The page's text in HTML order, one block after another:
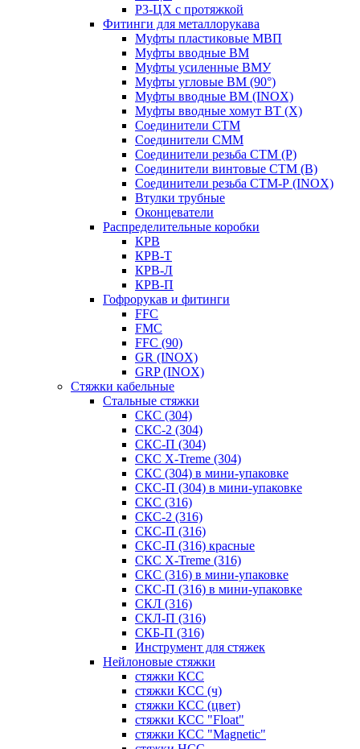
Р3-ЦХ с протяжкой
Фитинги для металлорукава
Муфты пластиковые МВП
Муфты вводные ВМ
Муфты усиленные ВМУ
Муфты угловые ВМ (90°)
Муфты вводные ВМ (INOX)
Муфты вводные хомут ВТ (Х)
Соединители СТМ
Соединители СММ
Соединители резьба СТМ (Р)
Соединители винтовые СТМ (В)
Соединители резьба СТМ-Р (INOX)
Втулки трубные
Оконцеватели
Распределительные коробки
КРВ
КРВ-Т
КРВ-Л
КРВ-П
Гофрорукав и фитинги
FFC
FMC
FFC (90)
GR (INOX)
GRP (INOX)
Cтяжки кабельные
Стальные стяжки
СКС (304)
СКС-2 (304)
СКС-П (304)
СКС X-Treme (304)
СКС (304) в мини-упаковке
СКС-П (304) в мини-упаковке
СКС (316)
СКС-2 (316)
СКС-П (316)
СКС-П (316) красные
СКС X-Treme (316)
СКС (316) в мини-упаковке
СКС-П (316) в мини-упаковке
СКЛ (316)
СКЛ-П (316)
СКБ-П (316)
Инструмент для стяжек
Нейлоновые стяжки
стяжки КСС
стяжки КСС (ч)
стяжки КСС (цвет)
стяжки КСС "Float"
стяжки КСС "Magnetic"